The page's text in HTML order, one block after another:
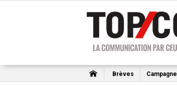
Brèves Campagne